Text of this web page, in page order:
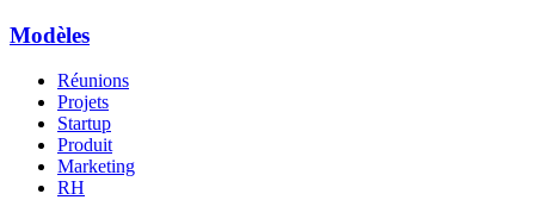
Modèles
Réunions
Projets
Startup
Produit
Marketing
RH